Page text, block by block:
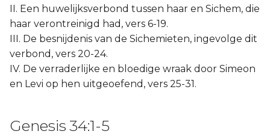
II. Een huwelijksverbond tussen haar en Sichem, die
haar verontreinigd had, vers 6-19.
III. De besnijdenis van de Sichemieten, ingevolge dit
verbond, vers 20-24.
IV. De verraderlijke en bloedige wraak door Simeon
en Levi op hen uitgeoefend, vers 25-31.
Genesis 34:1-5